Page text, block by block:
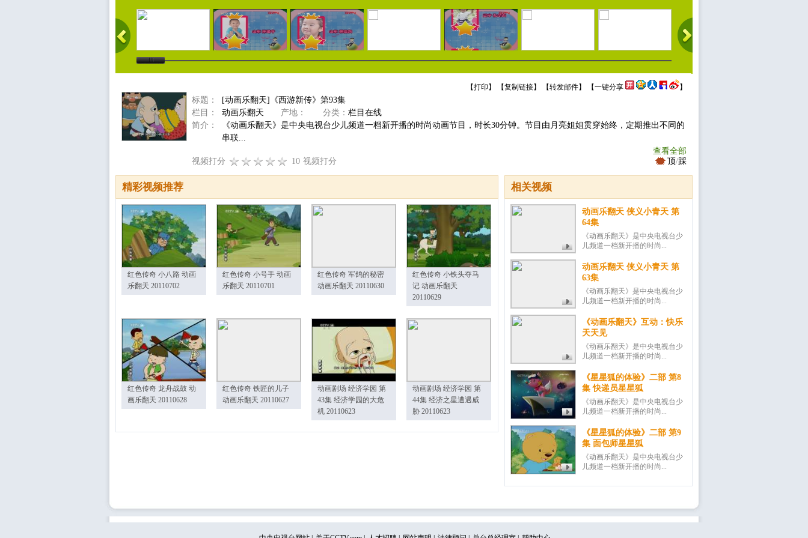
【打印 】 【复制链接】 【转发邮件】 【一键分享 】
标题：
[动画乐翻天]《西游新传》第93集
栏目：
动画乐翻天 产地： 分类： 栏目在线
简介：
《动画乐翻天》是中央电视台少儿频道一档新开播的时尚动画节目，时长30分钟。节目由月亮姐姐贯穿始终，定期推出不同的
串联...
查看全部
视频打分
10 视频打分 顶/踩
相关视频
动画乐翻天 侠义小青天 第
64集
《动画乐翻天》是中央电视台少
儿频道一档新开播的时尚...
动画乐翻天 侠义小青天 第
63集
《动画乐翻天》是中央电视台少
儿频道一档新开播的时尚...
《动画乐翻天》互动：快乐
天天见
《动画乐翻天》是中央电视台少
儿频道一档新开播的时尚...
《星星狐的体验》二部 第8
集 快递员星星狐
《动画乐翻天》是中央电视台少
儿频道一档新开播的时尚...
《星星狐的体验》二部 第9
集 面包师星星狐
《动画乐翻天》是中央电视台少
儿频道一档新开播的时尚...
精彩视频推荐
红色传奇 小八路 动画
乐翻天 20110702
红色传奇 小号手 动画
乐翻天 20110701
红色传奇 军鸽的秘密
动画乐翻天 20110630
红色传奇 小铁头夺马
记 动画乐翻天
20110629
红色传奇 龙舟战鼓 动
画乐翻天 20110628
红色传奇 铁匠的儿子
动画乐翻天 20110627
动画剧场 经济学园 第
43集 经济学园的大危
机 20110623
动画剧场 经济学园 第
44集 经济之星遭遇威
胁 20110623